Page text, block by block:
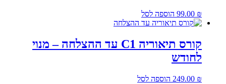
99.00 ₪ הוספה לסל
קורס תיאוריה C1 עד ההצלחה – מנוי
לחודש
249.00 ₪ הוספה לסל